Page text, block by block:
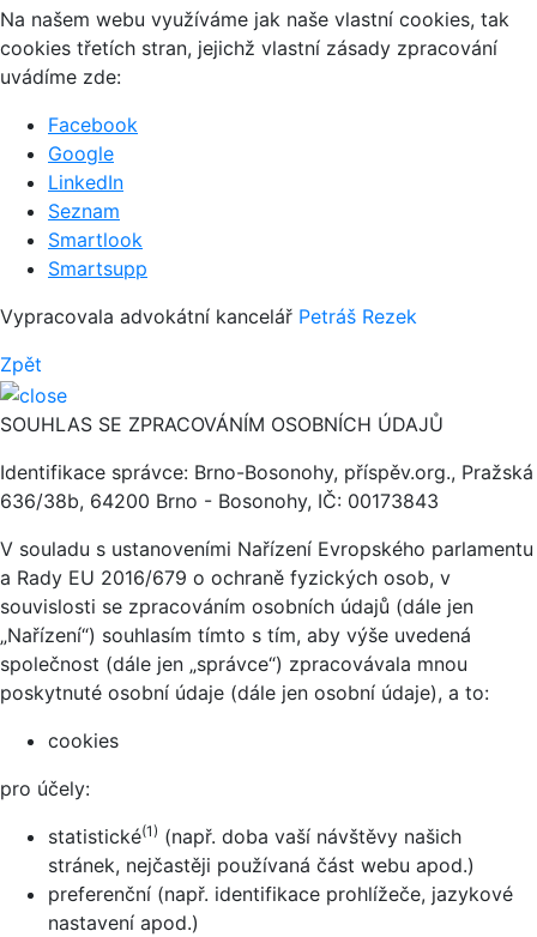
Na našem webu využíváme jak naše vlastní cookies, tak
cookies třetích stran, jejichž vlastní zásady zpracování
uvádíme zde:
Facebook
Google
LinkedIn
Seznam
Smartlook
Smartsupp
Vypracovala advokátní kancelář Petráš Rezek
Zpět
SOUHLAS SE ZPRACOVÁNÍM OSOBNÍCH ÚDAJŮ
Identifikace správce: Brno-Bosonohy, příspěv.org., Pražská
636/38b, 64200 Brno - Bosonohy, IČ: 00173843
V souladu s ustanoveními Nařízení Evropského parlamentu
a Rady EU 2016/679 o ochraně fyzických osob, v
souvislosti se zpracováním osobních údajů (dále jen
„Nařízení“) souhlasím tímto s tím, aby výše uvedená
společnost (dále jen „správce“) zpracovávala mnou
poskytnuté osobní údaje (dále jen osobní údaje), a to:
cookies
pro účely:
statistické(1) (např. doba vaší návštěvy našich
stránek, nejčastěji používaná část webu apod.)
preferenční (např. identifikace prohlížeče, jazykové
nastavení apod.)